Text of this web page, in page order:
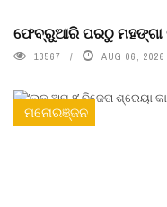
ଫେବ୍ରୁଆରି ପରଠୁ ମହଙ୍ଗା
13567 AUG 06, 2026
ମନୋରଞ୍ଜନ